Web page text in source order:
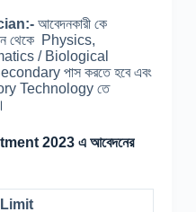
আবেদনকারী কে
থেকে Physics,
/ Biological
পাস করতে হবে এবং
Technology তে
2023 এ আবেদনের